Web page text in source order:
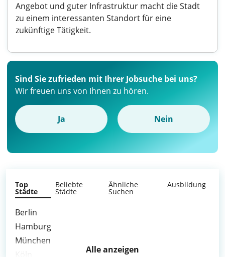
Angebot und guter Infrastruktur macht die Stadt
zu einem interessanten Standort für eine
zukünftige Tätigkeit.
Sind Sie zufrieden mit Ihrer Jobsuche bei uns?
Wir freuen uns von Ihnen zu hören.
Ja Nein
Top
Städte
Beliebte
Städte
Ähnliche
Suchen
Ausbildung
Berlin
Hamburg
München
Alle anzeigen